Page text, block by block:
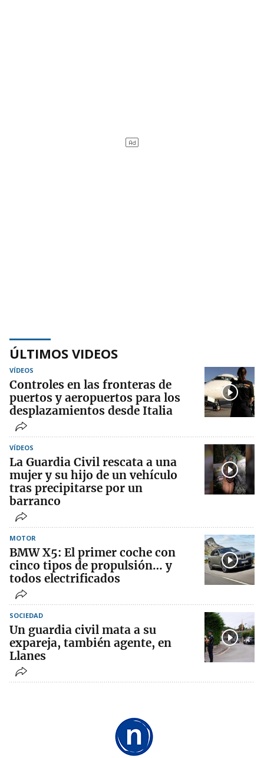
ÚLTIMOS VIDEOS
VÍDEOS
Controles en las fronteras de
puertos y aeropuertos para los
desplazamientos desde Italia
VÍDEOS
La Guardia Civil rescata a una
mujer y su hijo de un vehículo
tras precipitarse por un
barranco
MOTOR
BMW X5: El primer coche con
cinco tipos de propulsión… y
todos electrificados
SOCIEDAD
Un guardia civil mata a su
expareja, también agente, en
Llanes